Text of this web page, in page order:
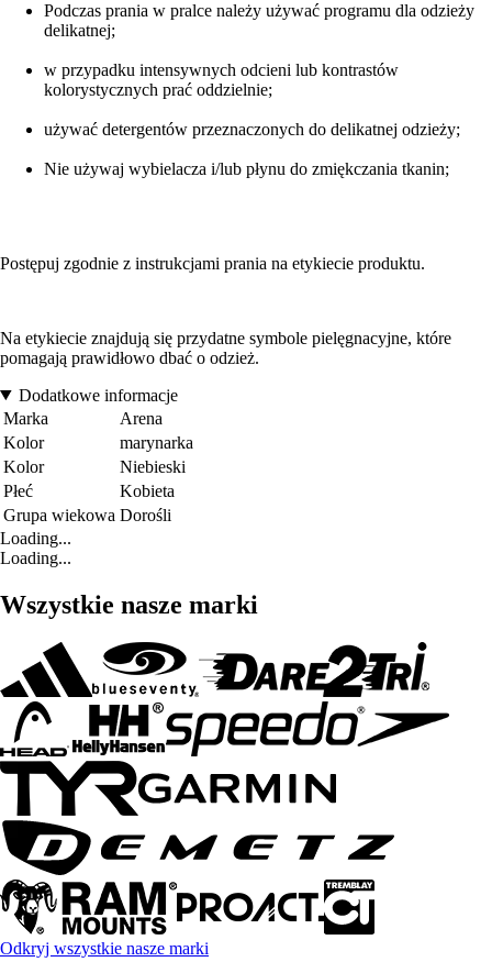
Podczas prania w pralce należy używać programu dla odzieży
delikatnej;
w przypadku intensywnych odcieni lub kontrastów
kolorystycznych prać oddzielnie;
używać detergentów przeznaczonych do delikatnej odzieży;
Nie używaj wybielacza i/lub płynu do zmiękczania tkanin;
Postępuj zgodnie z instrukcjami prania na etykiecie produktu.
Na etykiecie znajdują się przydatne symbole pielęgnacyjne, które
pomagają prawidłowo dbać o odzież.
Dodatkowe informacje
Marka
Arena
Kolor
marynarka
Kolor
Niebieski
Płeć
Kobieta
Grupa wiekowa Dorośli
Loading...
Loading...
Wszystkie nasze marki
Odkryj wszystkie nasze marki